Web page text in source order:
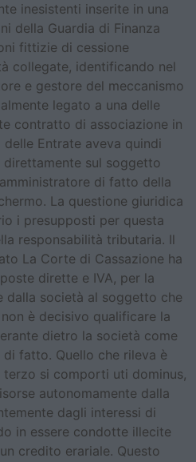
inesistenti inserite in una
della Guardia di Finanza
fittizie di cessione
collegate, identificando nel
e gestore del meccanismo
legato a una delle
contratto di associazione in
delle Entrate aveva quindi
sul soggetto
di fatto della
La questione giuridica
i presupposti per questa
responsabilità tributaria. Il
La Corte di Cassazione ha
dirette e IVA, per la
dalla società al soggetto che
non è decisivo qualificare la
dietro la società come
fatto. Quello che rileva è
si comporti uti dominus,
autonomamente dalla
dagli interessi di
in essere condotte illecite
credito erariale. Questo